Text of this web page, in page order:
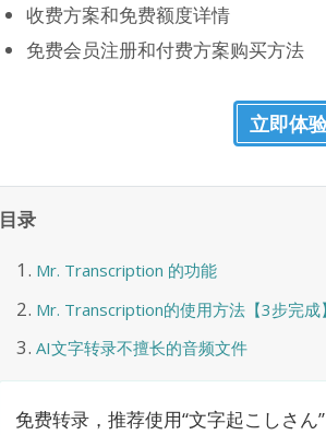
收费方案和免费额度详情
免费会员注册和付费方案购买方法
立即体
目录
Mr. Transcription 的功能
Mr. Transcription的使用方法【3步完成】
AI文字转录不擅长的音频文件
免费转录，推荐使用“文字起こしさん”